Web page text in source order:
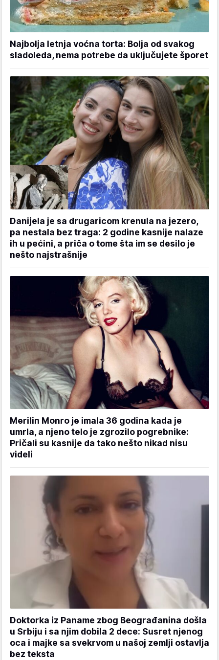
Najbolja letnja voćna torta: Bolja od svakog
sladoleda, nema potrebe da uključujete šporet
Danijela je sa drugaricom krenula na jezero,
pa nestala bez traga: 2 godine kasnije nalaze
ih u pećini, a priča o tome šta im se desilo je
nešto najstrašnije
Merilin Monro je imala 36 godina kada je
umrla, a njeno telo je zgrozilo pogrebnike:
Pričali su kasnije da tako nešto nikad nisu
videli
Doktorka iz Paname zbog Beograđanina došla
u Srbiju i sa njim dobila 2 dece: Susret njenog
oca i majke sa svekrvom u našoj zemlji ostavlja
bez teksta